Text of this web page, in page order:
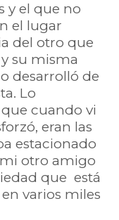
y el que no
el lugar
del otro que
su misma
desarrolló de
Lo
cuando vi
eran las
estacionado
mi otro amigo
que está
varios miles